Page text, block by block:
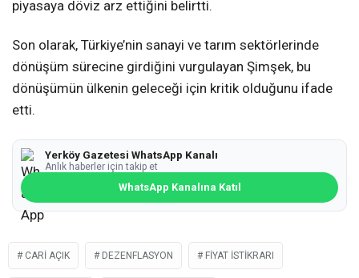
piyasaya döviz arz ettiğini belirtti.
Son olarak, Türkiye’nin sanayi ve tarım sektörlerinde
dönüşüm sürecine girdiğini vurgulayan Şimşek, bu
dönüşümün ülkenin geleceği için kritik olduğunu ifade
etti.
Yerköy Gazetesi WhatsApp Kanalı
Anlık haberler için takip et
WhatsApp Kanalına Katıl
CARI AÇIK DEZENFLASYON FIYAT ISTIKRARI